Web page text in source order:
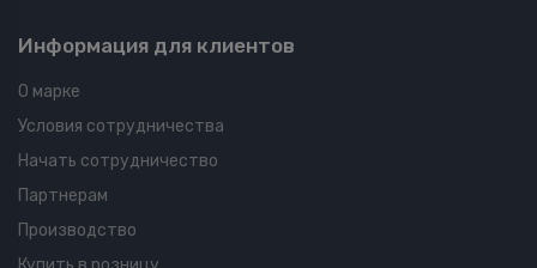
Информация для клиентов
О марке
Условия сотрудничества
Начать сотрудничество
Партнерам
Производство